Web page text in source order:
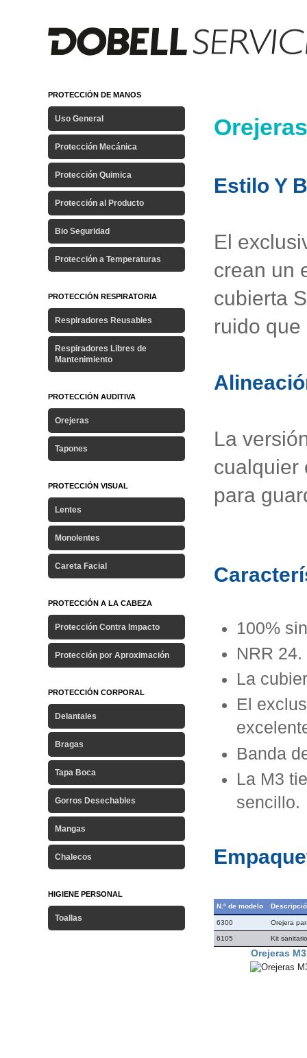
Estilo Y
El
crean un
cubierta
ruido que
La
cualquier
para
100%
NRR 24.
La
El
Banda
La M3
sencillo.
N.º de modelo
6300 Orejera
6105 Kit sanitario
Orejeras
PROTECCIÓN DE MANOS
Uso General
Protección Mecánica
Protección Quimica
Protección al Producto
Bio Seguridad
Protección a Temperaturas
PROTECCIÓN RESPIRATORIA
Respiradores Reusables
Respiradores Libres de
Mantenimiento
PROTECCIÓN AUDITIVA
Orejeras
Tapones
PROTECCIÓN VISUAL
Lentes
Monolentes
Careta Facial
PROTECCIÓN A LA CABEZA
Protección Contra Impacto
Protección por Aproximación
PROTECCIÓN CORPORAL
Delantales
Bragas
Tapa Boca
Gorros Desechables
Mangas
Chalecos
HIGIENE PERSONAL
Toallas